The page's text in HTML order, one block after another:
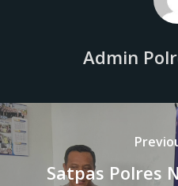
Admin
Satpas Polres